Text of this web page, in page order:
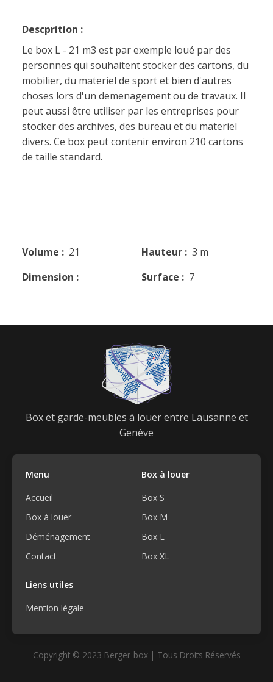
Descprition :
Le box L - 21 m3 est par exemple loué par des
personnes qui souhaitent stocker des cartons, du
mobilier, du materiel de sport et bien d'autres
choses lors d'un demenagement ou de travaux. Il
peut aussi être utiliser par les entreprises pour
stocker des archives, des bureau et du materiel
divers. Ce box peut contenir environ 210 cartons
de taille standard.
Volume : 21
Dimension :
Hauteur : 3 m
Surface : 7
Box et garde-meubles à louer entre Lausanne et
Genève
Menu
Accueil
Box à louer
Déménagement
Contact
Box à louer
Box S
Box M
Box L
Box XL
Liens utiles
Mention légale
Copyright © 2023 Berger-box | Tous Droits Réservés